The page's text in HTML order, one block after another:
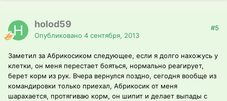
holod59
Опубликовано 4 сентября, 2013
#5
Заметил за Абрикосиком следующее, если я долго нахожусь у
клетки, он меня перестает бояться, нормально реагирует,
берет корм из рук. Вчера вернулся поздно, сегодня вообще из
командировки только приехал, Абрикосик от меня
шарахается, протягиваю корм, он шипит и делает выпады с